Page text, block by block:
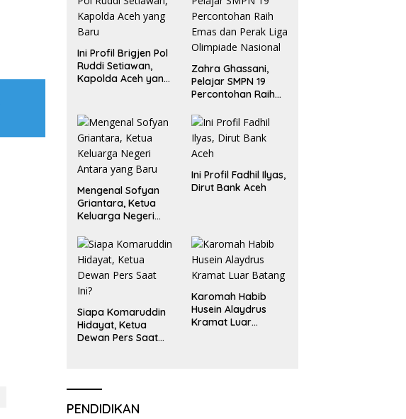
Ini Profil Brigjen Pol
Ruddi Setiawan,
Kapolda Aceh yang
Zahra Ghassani,
Pelajar SMPN 19
Percontohan Raih
Liga Olimpiade
Nasional
Mengenal Sofyan
Griantara, Ketua
Keluarga Negeri
Ini Profil Fadhil Ilyas,
Dirut Bank Aceh
Siapa Komaruddin
Hidayat, Ketua
Dewan Pers Saat
Karomah Habib
Husein Alaydrus
Kramat Luar
PENDIDIKAN